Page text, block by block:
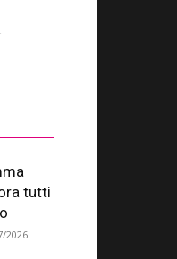
-
tutti
2026